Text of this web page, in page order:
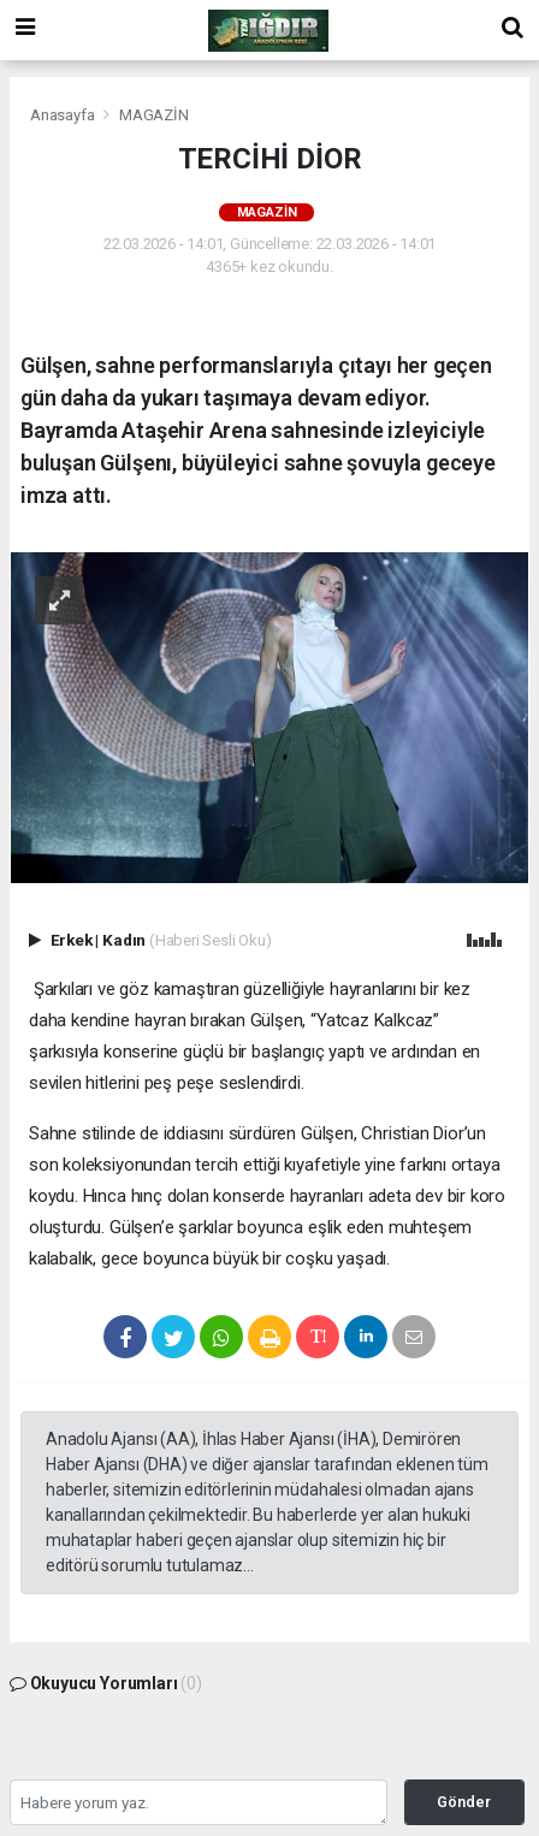
Anasayfa MAGAZİN
TERCİHİ DİOR
MAGAZİN
22.03.2026 - 14:01, Güncelleme: 22.03.2026 - 14:01
4365+ kez okundu.
Gülşen, sahne performanslarıyla çıtayı her geçen
gün daha da yukarı taşımaya devam ediyor.
Bayramda Ataşehir Arena sahnesinde izleyiciyle
buluşan Gülşenı, büyüleyici sahne şovuyla geceye
imza attı.
Erkek| Kadın (Haberi Sesli Oku)
Şarkıları ve göz kamaştıran güzelliğiyle hayranlarını bir kez
daha kendine hayran bırakan Gülşen, “Yatcaz Kalkcaz”
şarkısıyla konserine güçlü bir başlangıç yaptı ve ardından en
sevilen hitlerini peş peşe seslendirdi.
Sahne stilinde de iddiasını sürdüren Gülşen, Christian Dior’un
son koleksiyonundan tercih ettiği kıyafetiyle yine farkını ortaya
koydu. Hınca hınç dolan konserde hayranları adeta dev bir koro
oluşturdu. Gülşen’e şarkılar boyunca eşlik eden muhteşem
kalabalık, gece boyunca büyük bir coşku yaşadı.
Anadolu Ajansı (AA), İhlas Haber Ajansı (İHA), Demirören
Haber Ajansı (DHA) ve diğer ajanslar tarafından eklenen tüm
haberler, sitemizin editörlerinin müdahalesi olmadan ajans
kanallarından çekilmektedir. Bu haberlerde yer alan hukuki
muhataplar haberi geçen ajanslar olup sitemizin hiç bir
editörü sorumlu tutulamaz...
Okuyucu Yorumları (0)
Gönder